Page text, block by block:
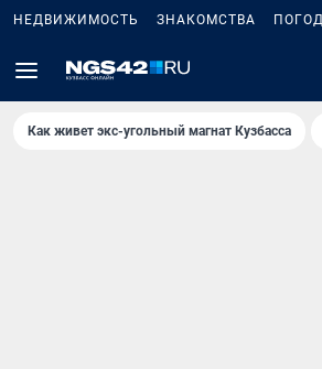
НЕДВИЖИМОСТЬ ЗНАКОМСТВА
Как живет экс-угольный магнат Кузбасса